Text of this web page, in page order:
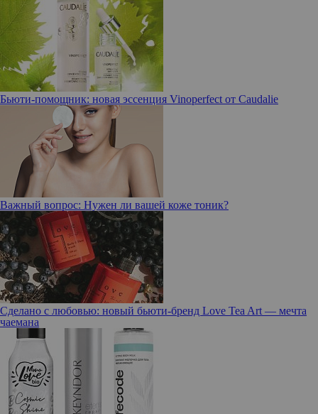
Бьюти-помощник: новая эссенция Vinoperfect от Caudalie
Важный вопрос: Нужен ли вашей коже тоник?
Сделано с любовью: новый бьюти-бренд Love Tea Art — мечта
чаемана